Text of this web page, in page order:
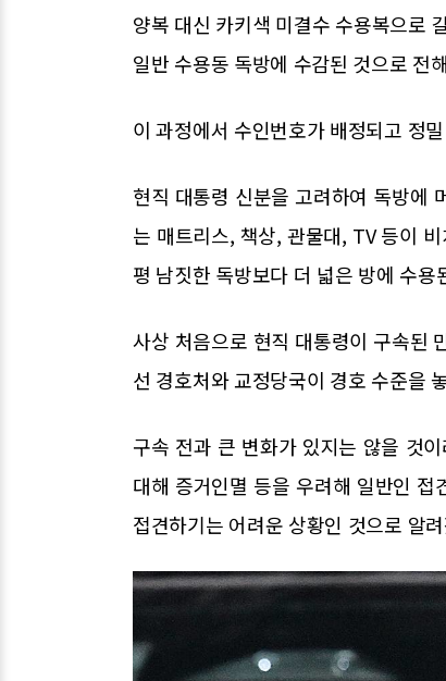
양복 대신 카키색 미결수 수용복으로
일반 수용동 독방에 수감된 것으로 전
이 과정에서 수인번호가 배정되고 정
현직 대통령 신분을 고려하여 독방에
는 매트리스, 책상, 관물대, TV 등이
평 남짓한 독방보다 더 넓은 방에 수용
사상 처음으로 현직 대통령이 구속된
선 경호처와 교정당국이 경호 수준을
구속 전과 큰 변화가 있지는 않을 것
대해 증거인멸 등을 우려해 일반인
접견하기는 어려운 상황인 것으로 알